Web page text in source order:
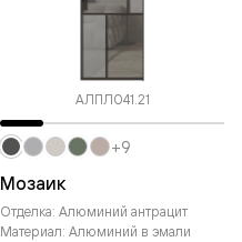
АЛПЛ041.21
Мозаик
Отделка: Алюминий антрацит
Материал: Алюминий в эмали
+9